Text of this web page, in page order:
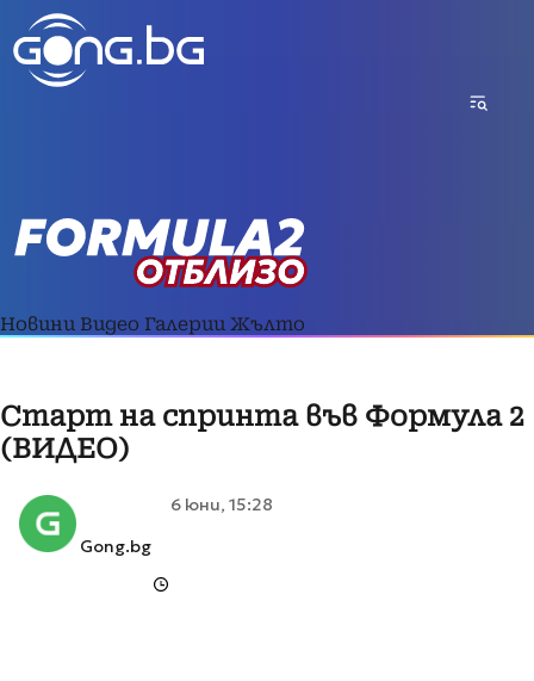
Новини Видео Галерии Жълто
Старт на спринта във Формула 2
(ВИДЕО)
Gong.bg
6 юни, 15:28